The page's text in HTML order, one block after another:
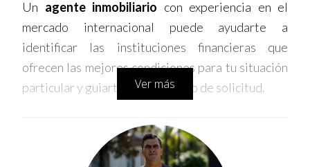
Un agente inmobiliario con experiencia en el
mercado internacional puede ayudarte a
identificar las instituciones financieras que
ofrecen las mejores condiciones para tu situación
particular y guiarte en el proceso de solicitud.
2. Financiamiento Privado
Si no cumples con los requisitos para un préstamo
Ver más